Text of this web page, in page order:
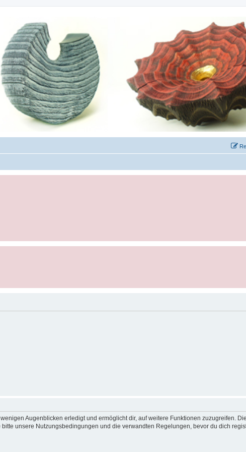
Sauerland*
Augenblicken erledigt und ermöglicht dir, auf weitere Funktionen zuzugreifen.
unsere Nutzungsbedingungen und die verwandten Regelungen, bevor du dich